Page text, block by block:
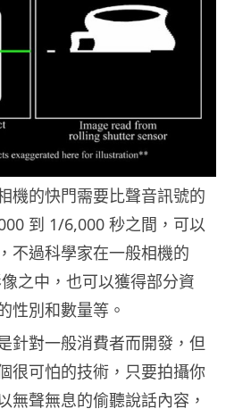
機的快門需要比聲音訊號的
到 1/6,000 秒之間，可以
不過科學家在一般相機的
之中，也可以獲得部分資
性別和數量等。
針對一般消費者而開發，但
很可怕的技術，只要拍攝你
無聲無息的偷聽說話內容，